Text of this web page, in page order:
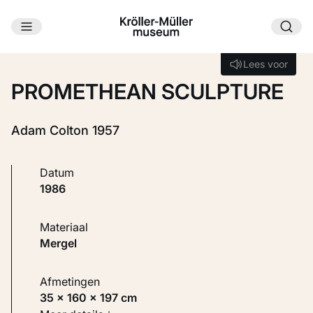
Ga naar hoofdinhoud
Lees voor
Lees voor
PROMETHEAN SCULPTURE
Adam Colton 1957
Datum
1986
Materiaal
Mergel
Afmetingen
35 × 160 × 197 cm